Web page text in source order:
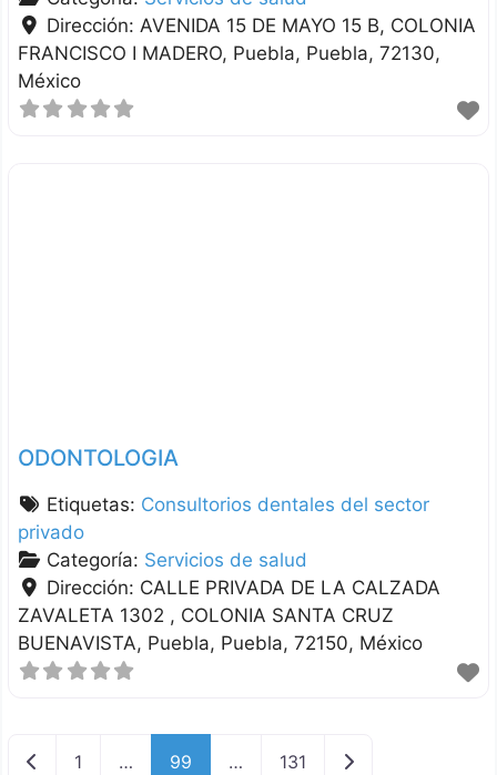
Dirección: AVENIDA 15 DE MAYO 15 B, COLONIA
FRANCISCO I MADERO Puebla Puebla 72130
México
ODONTOLOGIA
Etiquetas: Consultorios dentales del sector
privado
Categoría: Servicios de salud
Dirección: CALLE PRIVADA DE LA CALZADA
ZAVALETA 1302 , COLONIA SANTA CRUZ
BUENAVISTA Puebla Puebla 72150 México
Nuevas entradas
1 … 99 … 131 Entradas